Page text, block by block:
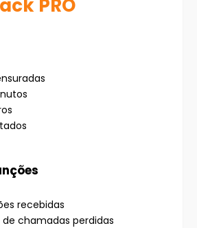
PRO
recebidas
chamadas perdidas